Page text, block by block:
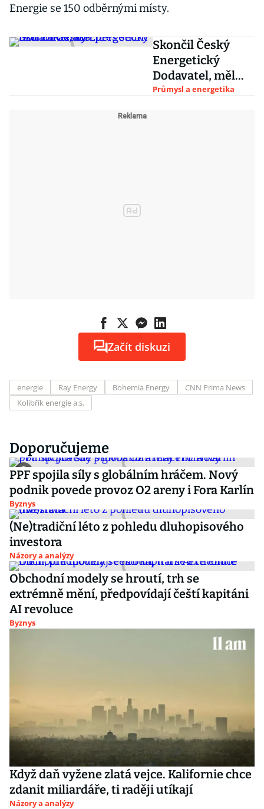
Energie se 150 odběrnými místy.
Skončil Český
Energetický
Dodavatel, měl
přes sedm tisíc
Průmysl a energetika
Začít diskuzi
energie Ray Energy Bohemia Energy
CNN Prima News
Kolibřík energie a.s.
Doporučujeme
PPF spojila síly s globálním hráčem. Nový
podnik povede provoz O2 areny i Fora Karlín
Byznys
(Ne)tradiční léto z pohledu dluhopisového
investora
Názory a analýzy
Obchodní modely se hroutí, trh se
extrémně mění, předpovídají čeští kapitáni
AI revoluce
Byznys
Když daň vyžene zlatá vejce. Kalifornie chce
zdanit miliardáře, ti raději utíkají
Názory a analýzy